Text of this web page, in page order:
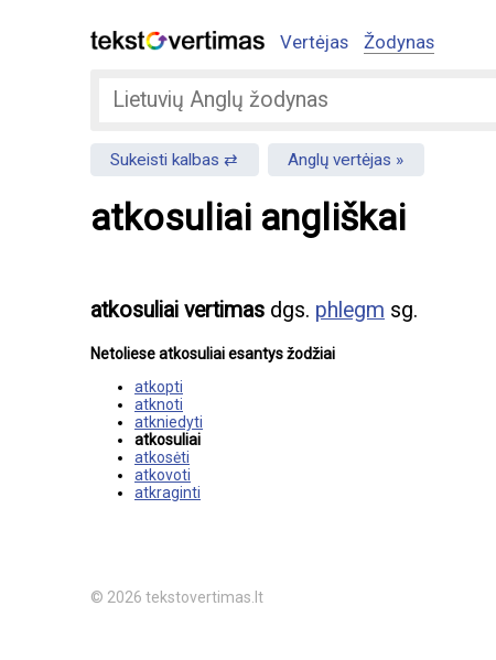
Vertėjas Žodynas
Sukeisti kalbas Anglų vertėjas
atkosuliai angliškai
atkosuliai vertimas dgs. phlegm sg.
Netoliese atkosuliai esantys žodžiai
atkopti
atknoti
atkniedyti
atkosuliai
atkosėti
atkovoti
atkraginti
© 2026 tekstovertimas.lt